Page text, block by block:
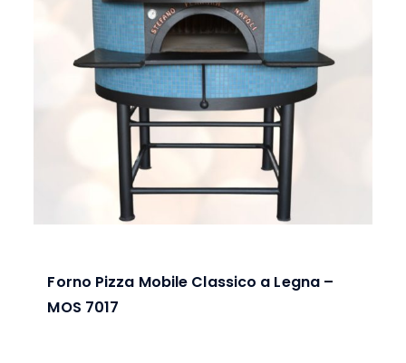
Forno Pizza Mobile Classico a Legna –
MOS 7017